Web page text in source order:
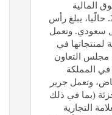
المالية
السعودية (تداول) في عام 2003. حالًيا، يبلغ رأس
مليار ريال سعودي. وتعمل
لمنتجاتها في
مجلس التعاون
في المملكة
وتعمل جرير
(بما في ذلك
التجارية